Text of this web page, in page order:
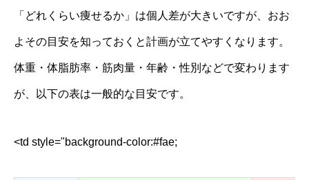
「どれくらい痩せるか」は個人差が大きいですが、おお
よその目安を知っておくと計画が立てやすくなります。
体重・体脂肪率・筋肉量・年齢・性別などで変わります
が、以下の表は一般的な目安です。
<td style="background-color:#fae;